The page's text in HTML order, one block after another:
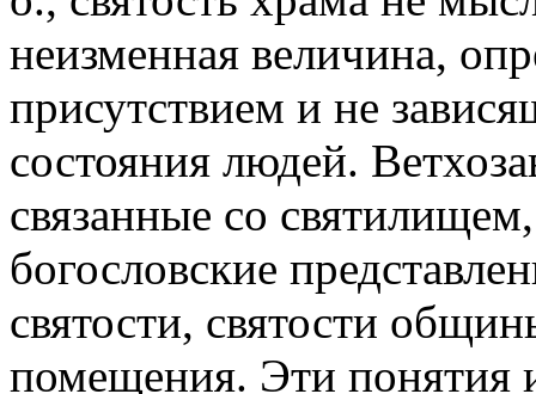
неизменная величина,
присутствием и не
состояния людей.
связанные со
богословские
святости, святости
помещения. Эти понятия